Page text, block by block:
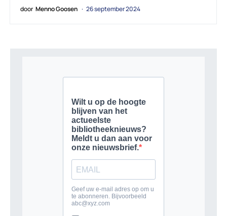
door Menno Goosen 26 september 2024